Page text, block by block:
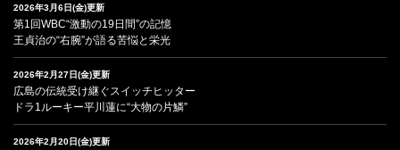
2026年3月6日(金)更新
第1回WBC“激動の19日間”の記憶
王貞治の“右腕”が語る苦悩と栄光
2026年2月27日(金)更新
広島の伝統受け継ぐスイッチヒッター
ドラ1ルーキー平川蓮に“大物の片鱗”
2026年2月20日(金)更新